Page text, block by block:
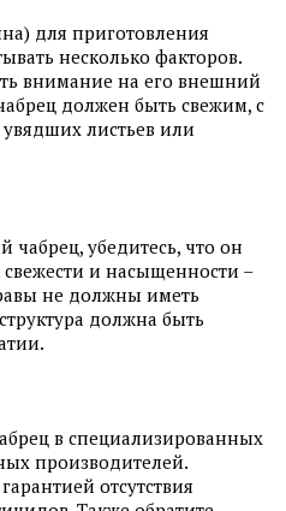
для приготовления
несколько факторов.
внимание на его внешний
должен быть свежим, с
листьев или
убедитесь, что он
свежести и насыщенности –
не должны иметь
должна быть
в специализированных
производителей.
отсутствия